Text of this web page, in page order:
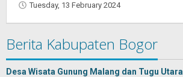
Tuesday, 13 February 2024
Berita Kabupaten Bogor
Desa Wisata Gunung Malang dan Tugu Utara